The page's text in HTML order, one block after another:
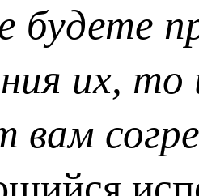
будете
их,
вам